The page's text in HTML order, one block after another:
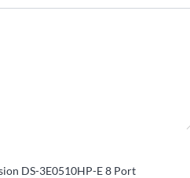
DS-3E0510HP-E 8 Port